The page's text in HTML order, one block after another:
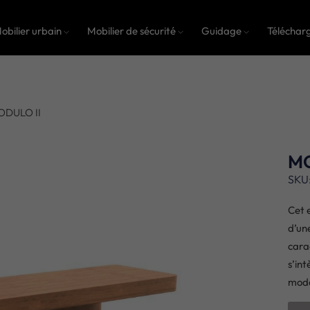
urbain Mobilier de sécurité Guidage
II
Cet